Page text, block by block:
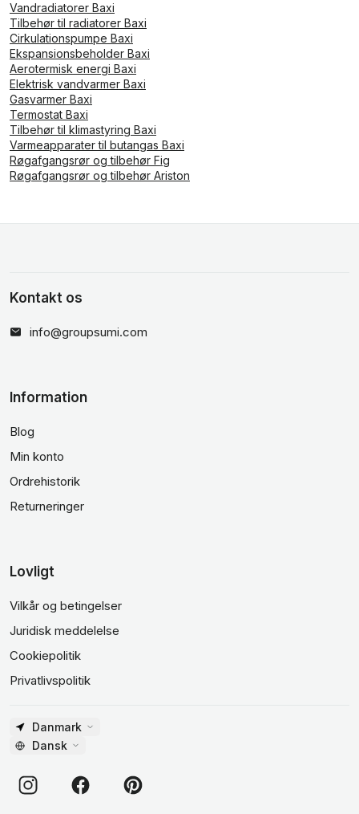
Vandradiatorer Baxi
Tilbehør til radiatorer Baxi
Cirkulationspumpe Baxi
Ekspansionsbeholder Baxi
Aerotermisk energi Baxi
Elektrisk vandvarmer Baxi
Gasvarmer Baxi
Termostat Baxi
Tilbehør til klimastyring Baxi
Varmeapparater til butangas Baxi
Røgafgangsrør og tilbehør Fig
Røgafgangsrør og tilbehør Ariston
Kontakt os
info@groupsumi.com
Information
Blog
Min konto
Ordrehistorik
Returneringer
Lovligt
Vilkår og betingelser
Juridisk meddelelse
Cookiepolitik
Privatlivspolitik
Danmark
Dansk